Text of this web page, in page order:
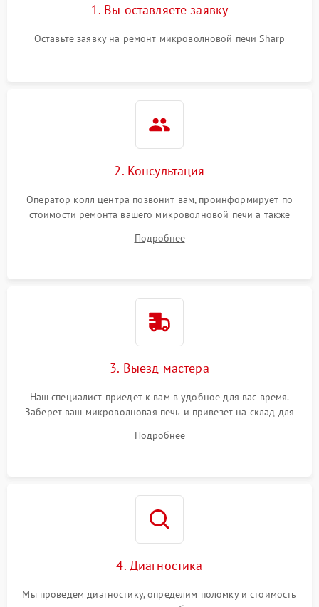
Не работают сенсорные
1000 ₽
1. Вы оставляете заявку
Оставьте заявку на ремонт микроволновой печи Sharp
2. Консультация
Оператор колл центра позвонит вам, проинформирует по
стоимости ремонта вашего микроволновой печи а также
Подробнее
3. Выезд мастера
Наш специалист приедет к вам в удобное для вас время.
Заберет ваш микроволновая печь и привезет на склад для
Подробнее
4. Диагностика
Мы проведем диагностику, определим поломку и стоимость